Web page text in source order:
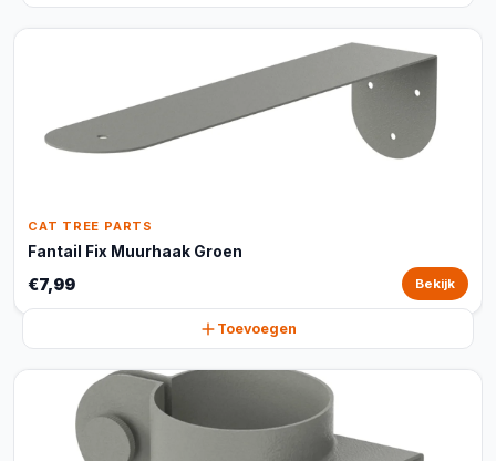
CAT TREE PARTS
Fantail Fix Muurhaak Groen
€7,99 Bekijk
Toevoegen